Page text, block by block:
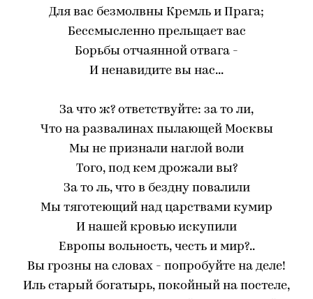
Для вас безмолвны Кремль и Прага;
Бессмысленно прельщает вас
Борьбы отчаянной отвага -
И ненавидите вы нас...
За что ж? ответствуйте: за то ли,
Что на развалинах пылающей Москвы
Мы не признали наглой воли
Того, под кем дрожали вы?
За то ль, что в бездну повалили
Мы тяготеющий над царствами кумир
И нашей кровью искупили
Европы вольность, честь и мир?..
Вы грозны на словах - попробуйте на деле!
Иль старый богатырь, покойный на постеле,